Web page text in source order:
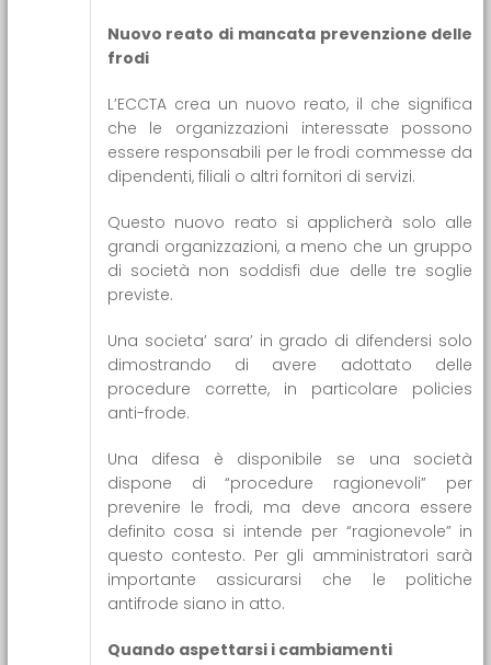
Nuovo reato di mancata prevenzione delle
frodi
L’ECCTA crea un nuovo reato, il che significa
che le organizzazioni interessate possono
essere responsabili per le frodi commesse da
dipendenti, filiali o altri fornitori di servizi.
Questo nuovo reato si applicherà solo alle
grandi organizzazioni, a meno che un gruppo
di società non soddisfi due delle tre soglie
previste.
Una societa’ sara’ in grado di difendersi solo
dimostrando di avere adottato delle
procedure corrette, in particolare policies
anti-frode.
Una difesa è disponibile se una società
dispone di “procedure ragionevoli” per
prevenire le frodi, ma deve ancora essere
definito cosa si intende per “ragionevole” in
questo contesto. Per gli amministratori sarà
importante assicurarsi che le politiche
antifrode siano in atto.
Quando aspettarsi i cambiamenti